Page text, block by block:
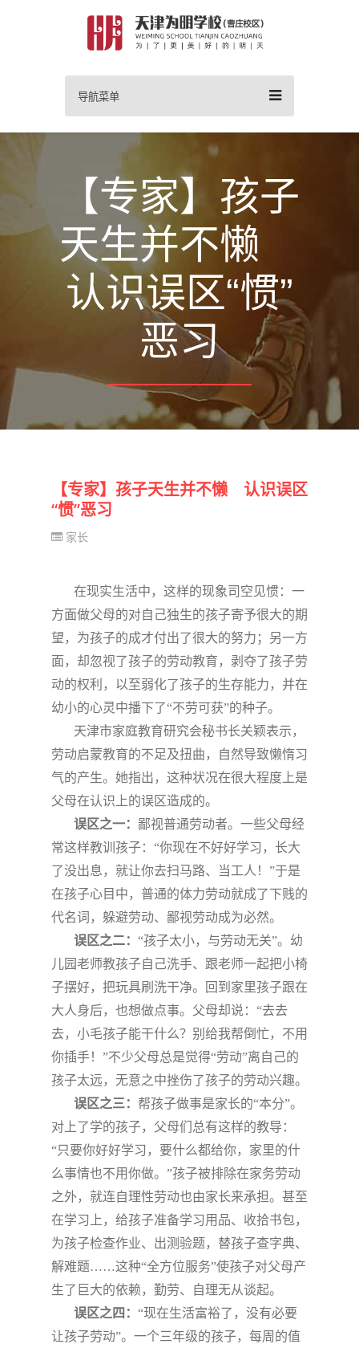
导航菜单
【专家】孩子
天生并不懒
认识误区“惯”
恶习
【专家】孩子天生并不懒 认识误区
“惯”恶习
家长
在现实生活中，这样的现象司空见惯：一
方面做父母的对自己独生的孩子寄予很大的期
望，为孩子的成才付出了很大的努力；另一方
面，却忽视了孩子的劳动教育，剥夺了孩子劳
动的权利，以至弱化了孩子的生存能力，并在
幼小的心灵中播下了“不劳可获”的种子。
天津市家庭教育研究会秘书长关颖表示，
劳动启蒙教育的不足及扭曲，自然导致懒惰习
气的产生。她指出，这种状况在很大程度上是
父母在认识上的误区造成的。
误区之一：鄙视普通劳动者。一些父母经
常这样教训孩子： “你现在不好好学习，长大
了没出息，就让你去扫马路、当工人！ ”于是
在孩子心目中，普通的体力劳动就成了下贱的
代名词，躲避劳动、鄙视劳动成为必然。
误区之二：“孩子太小，与劳动无关”。幼
儿园老师教孩子自己洗手、跟老师一起把小椅
子摆好，把玩具刷洗干净。回到家里孩子跟在
大人身后，也想做点事。父母却说： “去去
去，小毛孩子能干什么？别给我帮倒忙，不用
你插手！ ”不少父母总是觉得“劳动”离自己的
孩子太远，无意之中挫伤了孩子的劳动兴趣。
误区之三：帮孩子做事是家长的“本分”。
对上了学的孩子，父母们总有这样的教导：
“只要你好好学习，要什么都给你，家里的什
么事情也不用你做。 ”孩子被排除在家务劳动
之外，就连自理性劳动也由家长来承担。甚至
在学习上，给孩子准备学习用品、收拾书包，
为孩子检查作业、出测验题，替孩子查字典、
解难题……这种“全方位服务”使孩子对父母产
生了巨大的依赖，勤劳、自理无从谈起。
误区之四：“现在生活富裕了，没有必要
让孩子劳动”。一个三年级的孩子，每周的值